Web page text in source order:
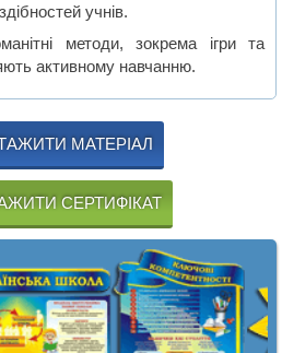
учнів.
методи, зокрема ігри та
активному навчанню.
МАТЕРІАЛ
СЕРТИФІКАТ